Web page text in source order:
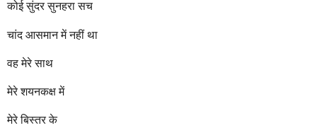
s
o
कोई सुंदर सुनहरा सच
चांद आसमान में नहीं था
वह मेरे साथ
मेरे शयनकक्ष में
मेरे बिस्तर के